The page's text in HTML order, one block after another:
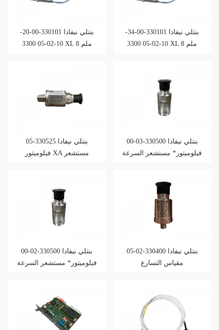
بنتلي نيفادا 330101-00-20-
10-02-05 3300 XL 8 ملم
بنتلي نيفادا 330101-00-34-
10-02-05 3300 XL 8 ملم
بنتلي نيفادا 330525-05
فيلوميتور XA مستشعر
بنتلي نيفادا 330500-03-00
فيلوميتور* مستشعر السرعة
بنتلي نيفادا 330500-02-00
فيلوميتور* مستشعر السرعة
بنتلي نيفادا 330400-02-05
مقياس التسارع